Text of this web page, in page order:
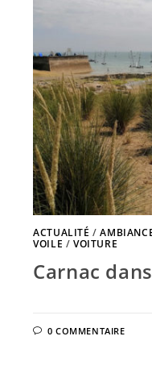
ACTUALITÉ /
VOILE /VOITURE
Carnac
0 COMMENTAIRE